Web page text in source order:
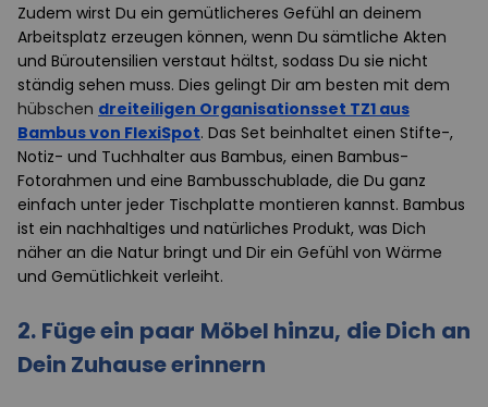
Zudem wirst Du ein gemütlicheres Gefühl an deinem
Arbeitsplatz erzeugen können, wenn Du sämtliche Akten
und Büroutensilien verstaut hältst, sodass Du sie nicht
ständig sehen muss. Dies gelingt Dir am besten mit dem
hübschen dreiteiligen Organisationsset TZ1 aus
Bambus von FlexiSpot. Das Set beinhaltet einen Stifte-,
Notiz- und Tuchhalter aus Bambus, einen Bambus-
Fotorahmen und eine Bambusschublade, die Du ganz
einfach unter jeder Tischplatte montieren kannst. Bambus
ist ein nachhaltiges und natürliches Produkt, was Dich
näher an die Natur bringt und Dir ein Gefühl von Wärme
und Gemütlichkeit verleiht.
2. Füge ein paar Möbel hinzu, die Dich an
Dein Zuhause erinnern